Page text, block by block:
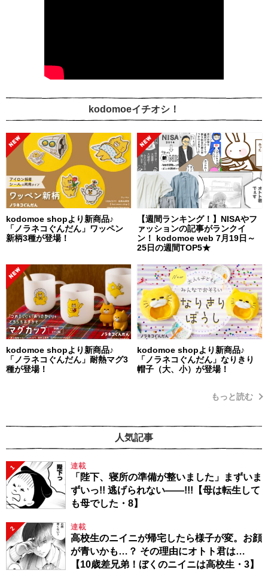
kodomoeイチオシ！
kodomoe shopより新商品♪
「ノラネコぐんだん」ワッペン
新柄3種が登場！
【週間ランキング！】NISAやフ
ァッションの記事がランクイ
ン！ kodomoe web 7月19日～
25日の週間TOP5★
kodomoe shopより新商品♪
「ノラネコぐんだん」耐熱マグ3
種が登場！
kodomoe shopより新商品♪
「ノラネコぐんだん」なりきり
帽子（大、小）が登場！
もっと読む
人気記事
1 連載
「陛下、寝所の準備が整いました」まずいま
ずいっ!! 逃げられない――!!!【母は転生して
も母でした・8】
2 連載
高校生のニイニが帰宅したら様子が変。お顔
が青いかも…？ その理由にオトト君は…
【10歳差兄弟！ぼくのニイニは高校生・3】